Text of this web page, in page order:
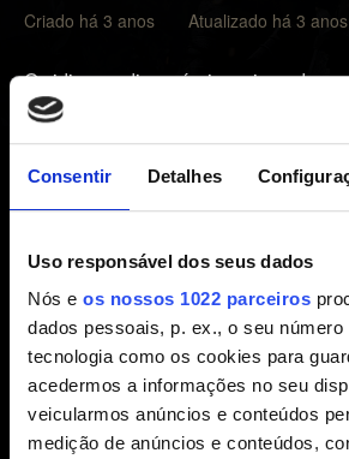
Consentir Detalhes
Uso responsável dos seus dados
Nós e os nossos 1022 parceiros
dados pessoais, p. ex., o seu número
tecnologia como os cookies para
acedermos a informações no seu
veicularmos anúncios e conteúdos
medição de anúncios e conteúdos,
Criado há 3 anos Atualizado há 3 anos
Os idiomas disponíveis no jogo
edição.
É possível conferir se um pacote de
correspondente à região e à edição do
Caso queira conferir a região do seu
forneça o código que pode ser
trás da caixa do jogo, acima do código
próprio cartão de jogo (ex.: HAC-P-